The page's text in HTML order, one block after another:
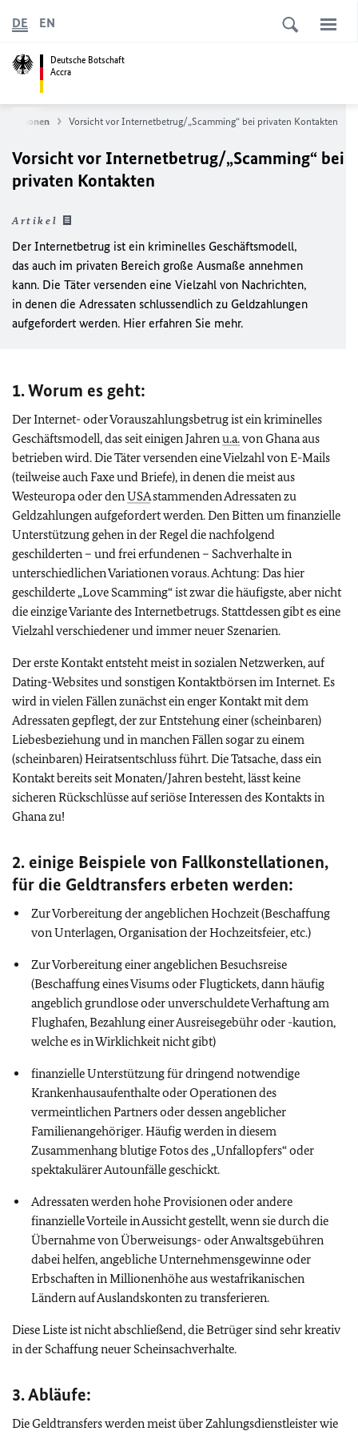
Deutsche Botschaft
Accra
DE EN
Vorsicht vor Internetbetrug/„Scamming“ bei privaten Kontakten
Vorsicht vor Internetbetrug/„Scamming“ bei
privaten Kontakten
Artikel
Der Internetbetrug ist ein kriminelles Geschäftsmodell,
das auch im privaten Bereich große Ausmaße annehmen
kann. Die Täter versenden eine Vielzahl von Nachrichten,
in denen die Adressaten schlussendlich zu Geldzahlungen
aufgefordert werden. Hier erfahren Sie mehr.
1. Worum es geht:
Der Internet- oder Vorauszahlungsbetrug ist ein kriminelles
Geschäftsmodell, das seit einigen Jahrenu.a.von Ghana aus
betrieben wird. Die Täter versenden eine Vielzahl von E-Mails
(teilweise auch Faxe und Briefe), in denen die meist aus
Westeuropa oder denUSAstammenden Adressaten zu
Geldzahlungen aufgefordert werden. Den Bitten um finanzielle
Unterstützung gehen in der Regel die nachfolgend
geschilderten – und frei erfundenen – Sachverhalte in
unterschiedlichen Variationen voraus. Achtung: Das hier
geschilderte „Love Scamming“ ist zwar die häufigste, aber nicht
die einzige Variante des Internetbetrugs. Stattdessen gibt es eine
Vielzahl verschiedener und immer neuer Szenarien.
Der erste Kontakt entsteht meist in sozialen Netzwerken, auf
Dating-Websites und sonstigen Kontaktbörsen im Internet. Es
wird in vielen Fällen zunächst ein enger Kontakt mit dem
Adressaten gepflegt, der zur Entstehung einer (scheinbaren)
Liebesbeziehung und in manchen Fällen sogar zu einem
(scheinbaren) Heiratsentschluss führt. Die Tatsache, dass ein
Kontakt bereits seit Monaten/Jahren besteht, lässt keine
sicheren Rückschlüsse auf seriöse Interessen des Kontakts in
Ghana zu!
2. einige Beispiele von Fallkonstellationen,
für die Geldtransfers erbeten werden:
Zur Vorbereitung der angeblichen Hochzeit (Beschaffung
von Unterlagen, Organisation der Hochzeitsfeier, etc.)
Zur Vorbereitung einer angeblichen Besuchsreise
(Beschaffung eines Visums oder Flugtickets, dann häufig
angeblich grundlose oder unverschuldete Verhaftung am
Flughafen, Bezahlung einer Ausreisegebühr oder -kaution,
welche es in Wirklichkeit nicht gibt)
finanzielle Unterstützung für dringend notwendige
Krankenhausaufenthalte oder Operationen des
vermeintlichen Partners oder dessen angeblicher
Familienangehöriger. Häufig werden in diesem
Zusammenhang blutige Fotos des „Unfallopfers“ oder
spektakulärer Autounfälle geschickt.
Adressaten werden hohe Provisionen oder andere
finanzielle Vorteile in Aussicht gestellt, wenn sie durch die
Übernahme von Überweisungs- oder Anwaltsgebühren
dabei helfen, angebliche Unternehmensgewinne oder
Erbschaften in Millionenhöhe aus westafrikanischen
Ländern auf Auslandskonten zu transferieren.
Diese Liste ist nicht abschließend, die Betrüger sind sehr kreativ
in der Schaffung neuer Scheinsachverhalte.
3. Abläufe:
Die Geldtransfers werden meist über Zahlungsdienstleister wie